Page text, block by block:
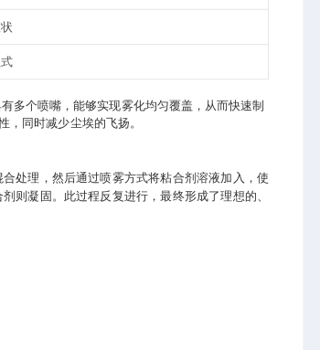
个喷嘴，能够实现雾化均匀覆盖，从而快速制
同时减少尘埃的飞扬。
处理，然后通过喷雾方式将粘合剂溶液加入，使
则凝固。此过程反复进行，最终形成了理想的、